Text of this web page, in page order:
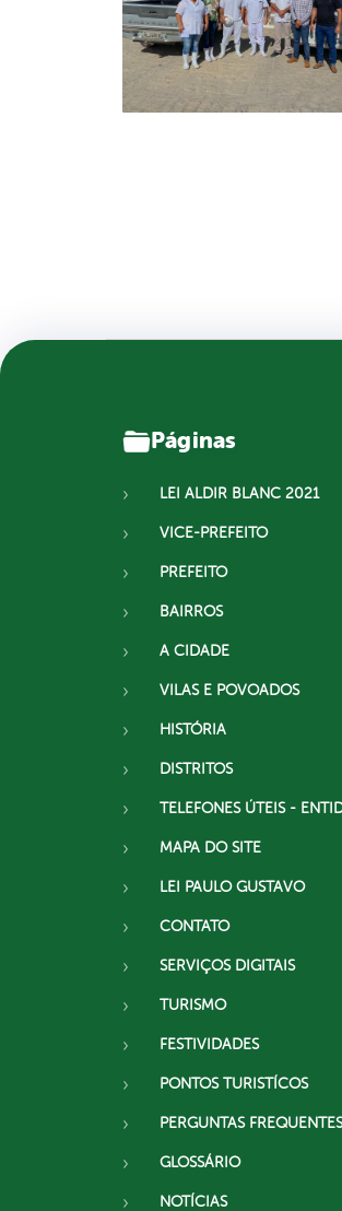
Páginas
LEI ALDIR BLANC 2021
VICE-PREFEITO
PREFEITO
BAIRROS
A CIDADE
VILAS E POVOADOS
HISTÓRIA
DISTRITOS
TELEFONES ÚTEIS -
MAPA DO SITE
LEI PAULO GUSTAVO
CONTATO
SERVIÇOS DIGITAIS
TURISMO
FESTIVIDADES
PONTOS TURISTÍCOS
PERGUNTAS FREQUENTES
GLOSSÁRIO
NOTÍCIAS